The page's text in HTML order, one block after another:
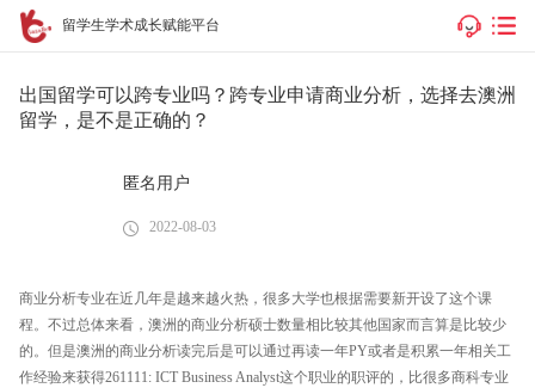
留学生学术成长赋能平台
出国留学可以跨专业吗？跨专业申请商业分析，选择去澳洲
留学，是不是正确的？
匿名用户
2022-08-03
商业分析专业在近几年是越来越火热，很多大学也根据需要新开设了这个课
程。不过总体来看，澳洲的商业分析硕士数量相比较其他国家而言算是比较少
的。但是澳洲的商业分析读完后是可以通过再读一年PY或者是积累一年相关工
作经验来获得261111: ICT Business Analyst这个职业的职评的，比很多商科专业